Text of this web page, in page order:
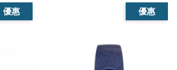
優惠 優惠